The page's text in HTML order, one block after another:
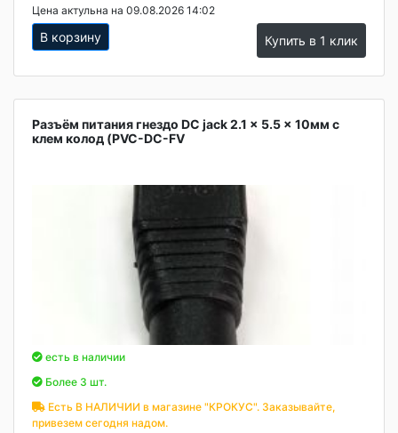
Цена актульна на 09.08.2026 14:02
В корзину Купить в 1 клик
Разъём питания гнездо DC jack 2.1 x 5.5 x 10мм с
клем колод (PVC-DC-FV
есть в наличии
Более 3 шт.
Есть В НАЛИЧИИ в магазине "КРОКУС". Заказывайте,
привезем сегодня надом.